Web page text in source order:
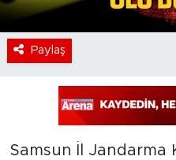
Paylaş
Samsun İl Jandarma